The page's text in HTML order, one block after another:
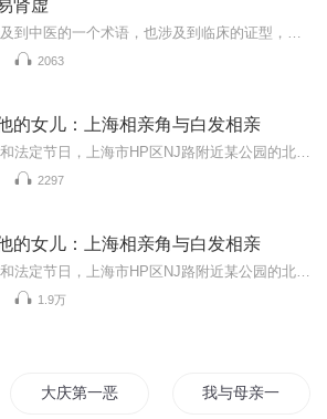
肾虚
2063
的女儿：上海相亲角与白发相亲
2297
的女儿：上海相亲角与白发相亲
1.9万
大庆第一恶 我与母亲一起的